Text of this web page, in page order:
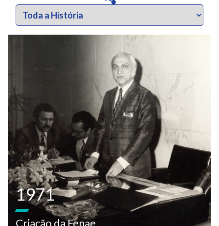
1971
Criação da Fenae